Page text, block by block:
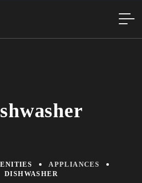
APPLIANCES
DISHWASHER